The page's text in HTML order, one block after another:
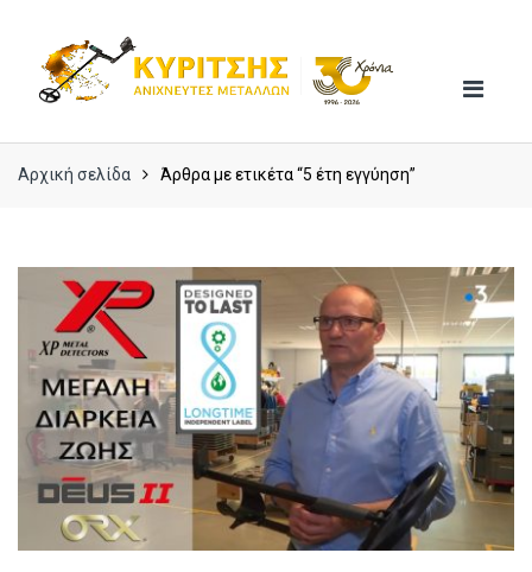
navigation
content
Αρχική σελίδα Άρθρα με ετικέτα “5 έτη εγγύηση”